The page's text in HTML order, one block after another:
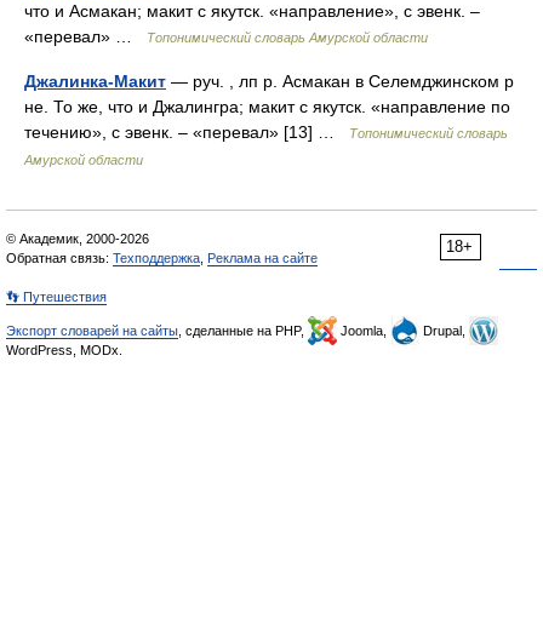
что и Асмакан; макит с якутск. «направление», с эвенк. –
«перевал» …
Топонимический словарь Амурской области
Джалинка-Макит — руч. , лп р. Асмакан в Селемджинском р
не. То же, что и Джалингра; макит с якутск. «направление по
течению», с эвенк. – «перевал» [13] …
Топонимический словарь
Амурской области
18+
© Академик, 2000-2026
Обратная связь: Техподдержка Реклама на сайте
👣 Путешествия
Экспорт словарей на сайты , сделанные на PHP, Joomla,
Drupal,
WordPress, MODx.